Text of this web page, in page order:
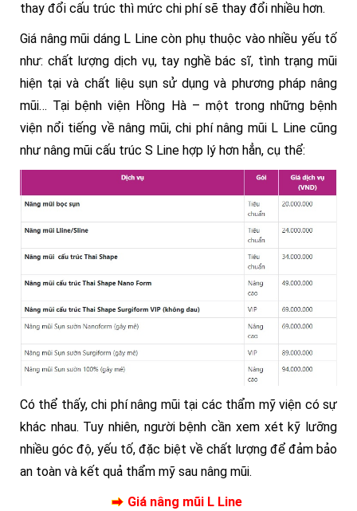
thay đổi cấu trúc thì mức chi phí sẽ thay đổi nhiều hơn.
Giá nâng mũi dáng L Line còn phụ thuộc vào nhiều yếu tố
như: chất lượng dịch vụ, tay nghề bác sĩ, tình trạng mũi
hiện tại và chất liệu sụn sử dụng và phương pháp nâng
mũi… Tại bệnh viện Hồng Hà – một trong những bệnh
viện nổi tiếng về nâng mũi, chi phí nâng mũi L Line cũng
như nâng mũi cấu trúc S Line hợp lý hơn hẳn, cụ thể:
Có thể thấy, chi phí nâng mũi tại các thẩm mỹ viện có sự
khác nhau. Tuy nhiên, người bệnh cần xem xét kỹ lưỡng
nhiều góc độ, yếu tố, đặc biệt về chất lượng để đảm bảo
an toàn và kết quả thẩm mỹ sau nâng mũi.
Giá nâng mũi L Line